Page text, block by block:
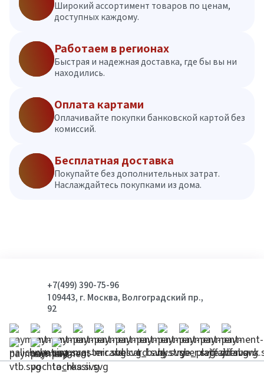
Широкий ассортимент товаров по ценам,
доступных каждому.
Работаем в регионах
Быстрая и надежная доставка, где бы вы ни
находились.
Оплата картами
Оплачивайте покупки банковской картой без
комиссий.
Бесплатная доставка
Покупайте без дополнительных затрат.
Наслаждайтесь покупками из дома.
+7(499) 390-75-96
109443, г. Москва, Волгоградский пр.,
92